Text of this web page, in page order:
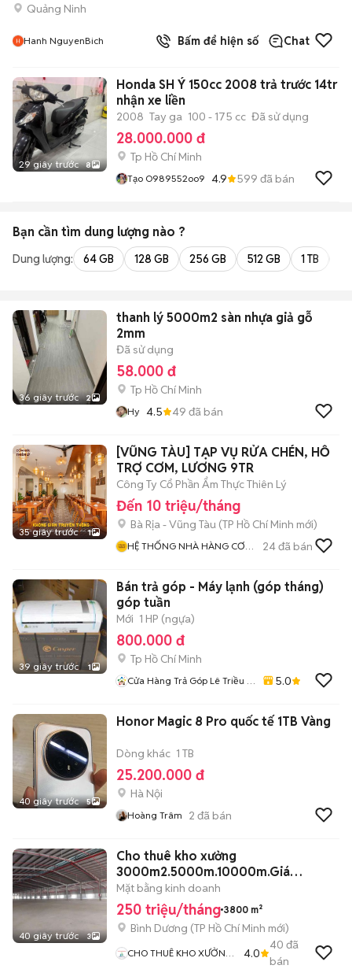
Quảng Ninh
Hanh NguyenBich Bấm để hiện số Chat
29 giây trước 8
Honda SH Ý 150cc 2008 trả trước 14tr
nhận xe liền
2008 Tay ga 100 - 175 cc Đã sử dụng
28.000.000 đ
Tp Hồ Chí Minh
Tạo O989552oo9 4.9 599 đã bán
Bạn cần tìm dung lượng nào ?
Dung lượng: 64 GB 128 GB 256 GB 512 GB 1 TB
36 giây trước 2
thanh lý 5000m2 sàn nhựa giả gỗ
2mm
Đã sử dụng
58.000 đ
Tp Hồ Chí Minh
Hy 4.5 49 đã bán
35 giây trước 1
[VŨNG TÀU] TẠP VỤ RỬA CHÉN, HỖ
TRỢ CƠM, LƯƠNG 9TR
Công Ty Cổ Phần Ẩm Thực Thiên Lý
Đến 10 triệu/tháng
Bà Rịa - Vũng Tàu (TP Hồ Chí Minh mới)
HỆ THỐNG NHÀ HÀNG CƠM
24đã bán
39 giây trước 1
Bán trả góp - Máy lạnh (góp tháng)
góp tuần
Mới 1 HP (ngựa)
800.000 đ
Tp Hồ Chí Minh
Cửa Hàng Trả Góp Lê Triều -
5.0
40 giây trước 5
Honor Magic 8 Pro quốc tế 1TB Vàng
Dòng khác 1 TB
25.200.000 đ
Hà Nội
Hoàng Trâm 2 đã bán
40 giây trước 3
Cho thuê kho xưởng
3000m2.5000m.10000m.Giá
65k/m.Thạnh Phước ,Tân Uyên
Mặt bằng kinh doanh
250 triệu/tháng 3800 m²
Bình Dương (TP Hồ Chí Minh mới)
CHO THUÊ KHO XƯỞNG
4.0
40 đã
bán